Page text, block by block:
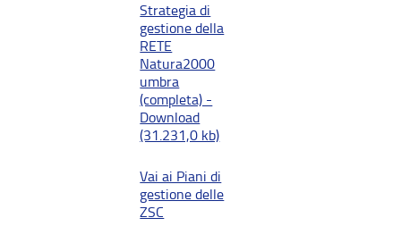
Strategia di
gestione della
RETE
Natura2000
umbra
(completa) -
Download
(31.231,0 kb)
Vai ai Piani di
gestione delle
ZSC